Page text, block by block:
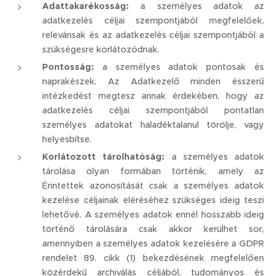
Adattakarékosság: a személyes adatok az
adatkezelés céljai szempontjából megfelelőek,
relevánsak és az adatkezelés céljai szempontjából a
szükségesre korlátozódnak.
Pontosság: a személyes adatok pontosak és
naprakészek. Az Adatkezelő minden ésszerű
intézkedést megtesz annak érdekében, hogy az
adatkezelés céljai szempontjából pontatlan
személyes adatokat haladéktalanul törölje, vagy
helyesbítse.
Korlátozott tárolhatóság: a személyes adatok
tárolása olyan formában történik, amely az
Érintettek azonosítását csak a személyes adatok
kezelése céljainak eléréséhez szükséges ideig teszi
lehetővé. A személyes adatok ennél hosszabb ideig
történő tárolására csak akkor kerülhet sor,
amennyiben a személyes adatok kezelésére a GDPR
rendelet 89. cikk (1) bekezdésének megfelelően
közérdekű archiválás céljából, tudományos és